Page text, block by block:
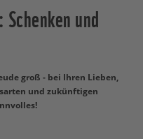
und
groß - bei Ihren Lieben,
und zukünftigen